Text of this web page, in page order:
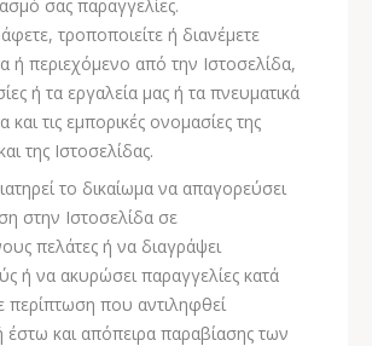
σας παραγγελίες.
τροποποιείτε ή διανέμετε
ή περιεχόμενο από την Ιστοσελίδα,
ή τα εργαλεία μας ή τα πνευματικά
και τις εμπορικές ονομασίες της
της Ιστοσελίδας.
το δικαίωμα να απαγορεύσει
στην Ιστοσελίδα σε
πελάτες ή να διαγράψει
ή να ακυρώσει παραγγελίες κατά
που αντιληφθεί
έστω και απόπειρα παραβίασης των